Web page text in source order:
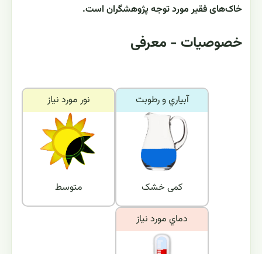
خاک‌های فقیر مورد توجه پژوهشگران است.
خصوصیات - معرفی
نور مورد نياز
متوسط
آبياري و رطوبت
کمی خشک
دماي مورد نياز